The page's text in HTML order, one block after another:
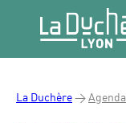
La Duchère>Agenda